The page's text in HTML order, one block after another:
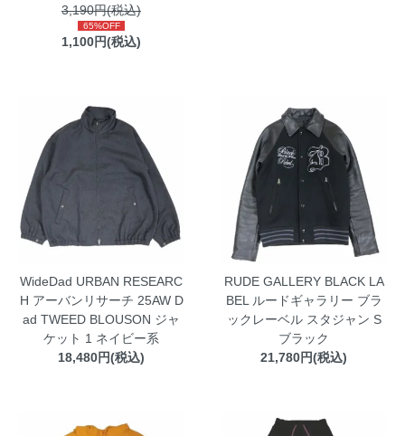
3,190円(税込)
65%OFF
1,100円(税込)
WideDad URBAN RESEARC
H アーバンリサーチ 25AW D
ad TWEED BLOUSON ジャ
ケット 1 ネイビー系
18,480円(税込)
RUDE GALLERY BLACK LA
BEL ルードギャラリー ブラ
ックレーベル スタジャン S
ブラック
21,780円(税込)